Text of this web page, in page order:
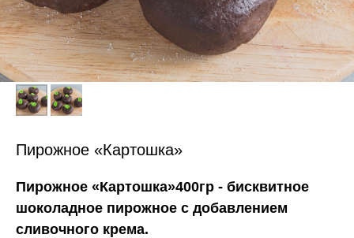
Пирожное «Картошка»
Пирожное «Картошка»400гр - бисквитное
шоколадное пирожное с добавлением
сливочного крема.